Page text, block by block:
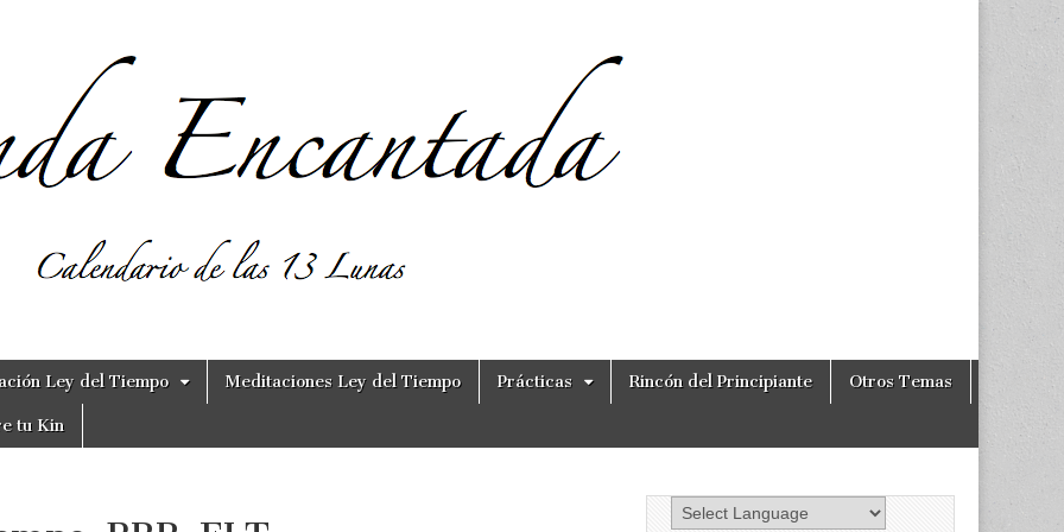
Ley del Tiempo Meditaciones Ley del Tiempo Prácticas Rincón del Principiante Otros Temas
tu Kin